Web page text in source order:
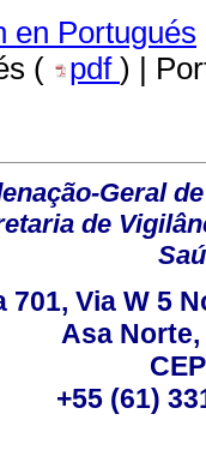
en Portugués
( pdf ) |
Geral
de
701, Via W 5
Asa
+55 (61)